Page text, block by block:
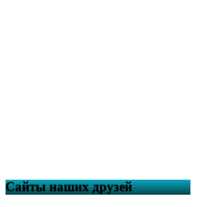
Сайты наших друзей